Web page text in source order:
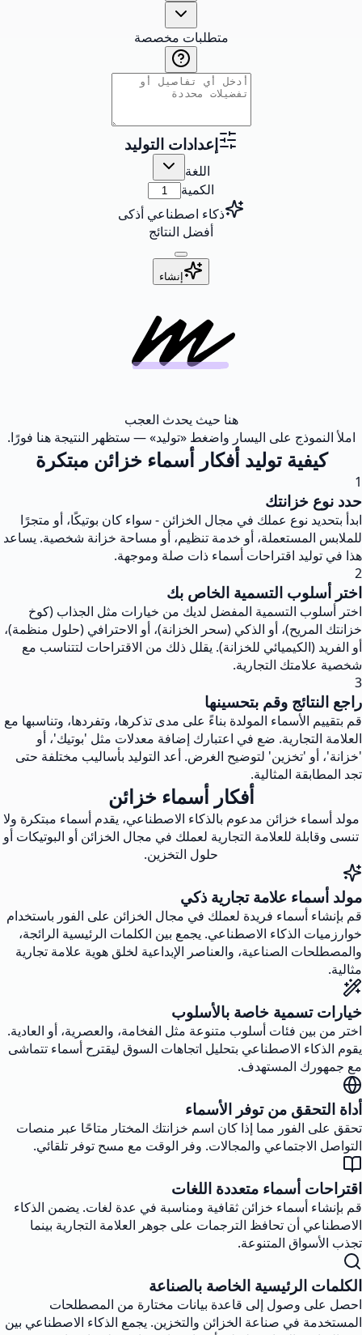
متطلبات مخصصة
إعدادات التوليد
اللغة
الكمية
ذكاء اصطناعي أذكى
أفضل النتائج
إنشاء
هنا حيث يحدث العجب
املأ النموذج على اليسار واضغط «توليد» — ستظهر النتيجة هنا فورًا.
كيفية توليد أفكار أسماء خزائن مبتكرة
1
حدد نوع خزانتك
ابدأ بتحديد نوع عملك في مجال الخزائن - سواء كان بوتيكًا، أو متجرًا
للملابس المستعملة، أو خدمة تنظيم، أو مساحة خزانة شخصية. يساعد
هذا في توليد اقتراحات أسماء ذات صلة وموجهة.
2
اختر أسلوب التسمية الخاص بك
اختر أسلوب التسمية المفضل لديك من خيارات مثل الجذاب (كوخ
خزانتك المريح)، أو الذكي (سحر الخزانة)، أو الاحترافي (حلول منظمة)،
أو الفريد (الكيميائي للخزانة). يقلل ذلك من الاقتراحات لتتناسب مع
شخصية علامتك التجارية.
3
راجع النتائج وقم بتحسينها
قم بتقييم الأسماء المولدة بناءً على مدى تذكرها، وتفردها، وتناسبها مع
العلامة التجارية. ضع في اعتبارك إضافة معدلات مثل 'بوتيك'، أو
'خزانة'، أو 'تخزين' لتوضيح الغرض. أعد التوليد بأساليب مختلفة حتى
تجد المطابقة المثالية.
أفكار أسماء خزائن
مولد أسماء خزائن مدعوم بالذكاء الاصطناعي، يقدم أسماء مبتكرة ولا
تنسى وقابلة للعلامة التجارية لعملك في مجال الخزائن أو البوتيكات أو
حلول التخزين.
مولد أسماء علامة تجارية ذكي
قم بإنشاء أسماء فريدة لعملك في مجال الخزائن على الفور باستخدام
خوارزميات الذكاء الاصطناعي. يجمع بين الكلمات الرئيسية الرائجة،
والمصطلحات الصناعية، والعناصر الإبداعية لخلق هوية علامة تجارية
مثالية.
خيارات تسمية خاصة بالأسلوب
اختر من بين فئات أسلوب متنوعة مثل الفخامة، والعصرية، أو العادية.
يقوم الذكاء الاصطناعي بتحليل اتجاهات السوق ليقترح أسماء تتماشى
مع جمهورك المستهدف.
أداة التحقق من توفر الأسماء
تحقق على الفور مما إذا كان اسم خزانتك المختار متاحًا عبر منصات
التواصل الاجتماعي والمجالات. وفر الوقت مع مسح توفر تلقائي.
اقتراحات أسماء متعددة اللغات
قم بإنشاء أسماء خزائن ثقافية ومناسبة في عدة لغات. يضمن الذكاء
الاصطناعي أن تحافظ الترجمات على جوهر العلامة التجارية بينما
تجذب الأسواق المتنوعة.
الكلمات الرئيسية الخاصة بالصناعة
احصل على وصول إلى قاعدة بيانات مختارة من المصطلحات
المستخدمة في صناعة الخزائن والتخزين. يجمع الذكاء الاصطناعي بين